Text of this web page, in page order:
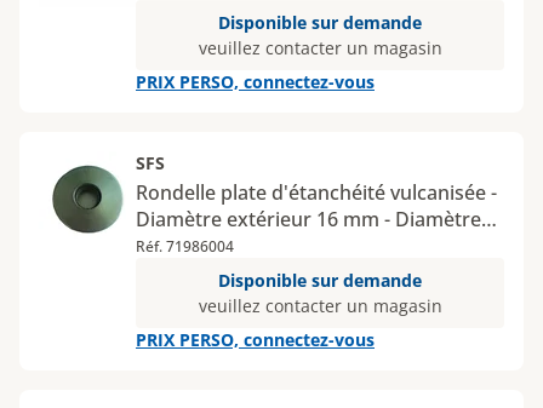
Disponible sur demande
veuillez contacter un magasin
PRIX PERSO, connectez-vous
SFS
Rondelle plate d'étanchéité vulcanisée -
Diamètre extérieur 16 mm - Diamètre
intérieur 6,8 mm
Réf. 71986004
Disponible sur demande
veuillez contacter un magasin
PRIX PERSO, connectez-vous